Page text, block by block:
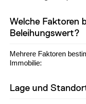
Welche Faktoren
Beleihungswert?
Mehrere Faktoren
Immobilie:
Lage und